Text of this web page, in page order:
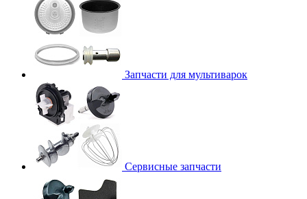
Запчасти для мультиварок
Сервисные запчасти